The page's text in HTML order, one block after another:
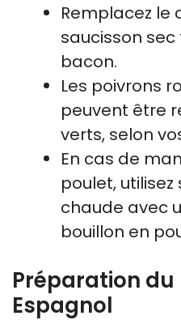
Remplacez le
saucisson
bacon.
Les poivrons
peuvent être
verts, selon
En cas de
poulet,
chaude avec
bouillon en
Préparation du
Espagnol